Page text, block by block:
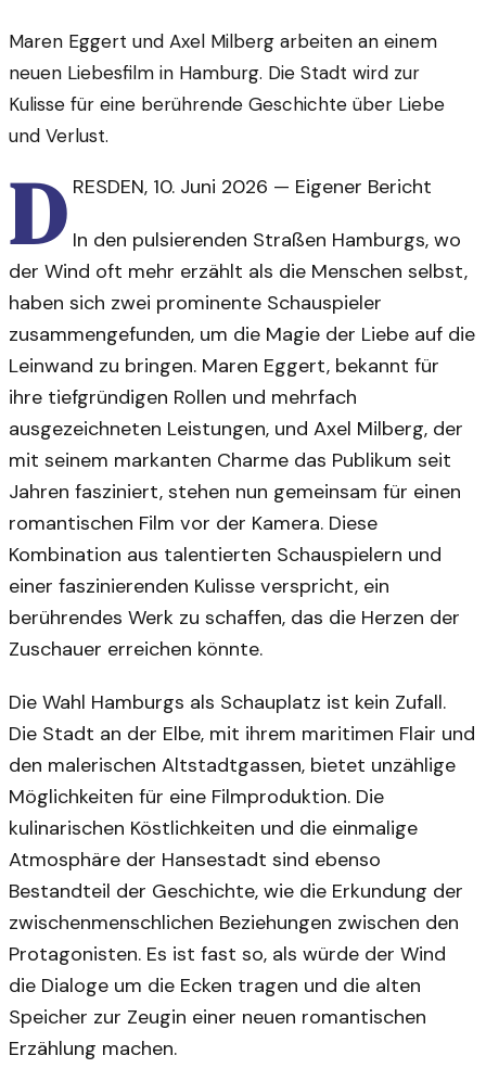
Maren Eggert und Axel Milberg arbeiten an einem
neuen Liebesfilm in Hamburg. Die Stadt wird zur
Kulisse für eine berührende Geschichte über Liebe
und Verlust.
D RESDEN, 10. Juni 2026 — Eigener Bericht
In den pulsierenden Straßen Hamburgs, wo
der Wind oft mehr erzählt als die Menschen selbst,
haben sich zwei prominente Schauspieler
zusammengefunden, um die Magie der Liebe auf die
Leinwand zu bringen. Maren Eggert, bekannt für
ihre tiefgründigen Rollen und mehrfach
ausgezeichneten Leistungen, und Axel Milberg, der
mit seinem markanten Charme das Publikum seit
Jahren fasziniert, stehen nun gemeinsam für einen
romantischen Film vor der Kamera. Diese
Kombination aus talentierten Schauspielern und
einer faszinierenden Kulisse verspricht, ein
berührendes Werk zu schaffen, das die Herzen der
Zuschauer erreichen könnte.
Die Wahl Hamburgs als Schauplatz ist kein Zufall.
Die Stadt an der Elbe, mit ihrem maritimen Flair und
den malerischen Altstadtgassen, bietet unzählige
Möglichkeiten für eine Filmproduktion. Die
kulinarischen Köstlichkeiten und die einmalige
Atmosphäre der Hansestadt sind ebenso
Bestandteil der Geschichte, wie die Erkundung der
zwischenmenschlichen Beziehungen zwischen den
Protagonisten. Es ist fast so, als würde der Wind
die Dialoge um die Ecken tragen und die alten
Speicher zur Zeugin einer neuen romantischen
Erzählung machen.